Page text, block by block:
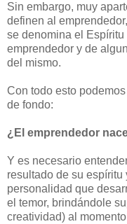
Sin embargo, muy
definen al
se denomina el Espíritu
emprendedor y de
del mismo.
Con todo esto
de fondo:
¿El emprendedor
Y es necesario
resultado de su
personalidad que
el temor, brindándole
creatividad) al